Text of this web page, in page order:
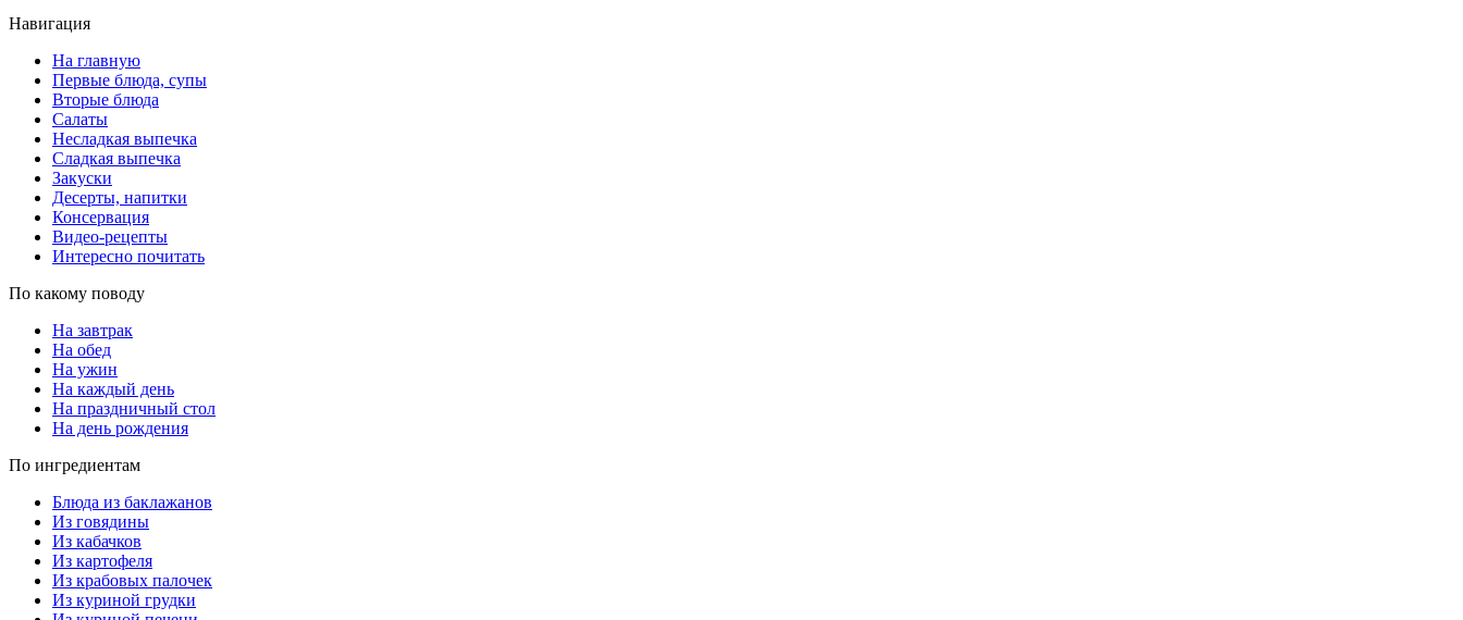
Навигация
На главную
Первые блюда, супы
Вторые блюда
Салаты
Несладкая выпечка
Сладкая выпечка
Закуски
Десерты, напитки
Консервация
Видео-рецепты
Интересно почитать
По какому поводу
На завтрак
На обед
На ужин
На каждый день
На праздничный стол
На день рождения
По ингредиентам
Блюда из баклажанов
Из говядины
Из кабачков
Из картофеля
Из крабовых палочек
Из куриной грудки